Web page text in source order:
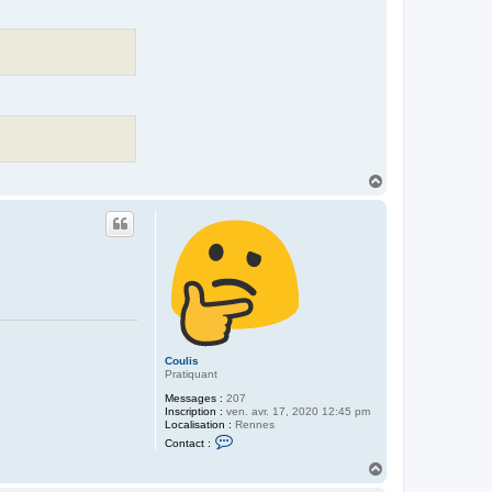
Coulis
Pratiquant
Messages : 207
Inscription : ven. avr. 17, 2020 12:45 pm
Localisation : Rennes
Contact :